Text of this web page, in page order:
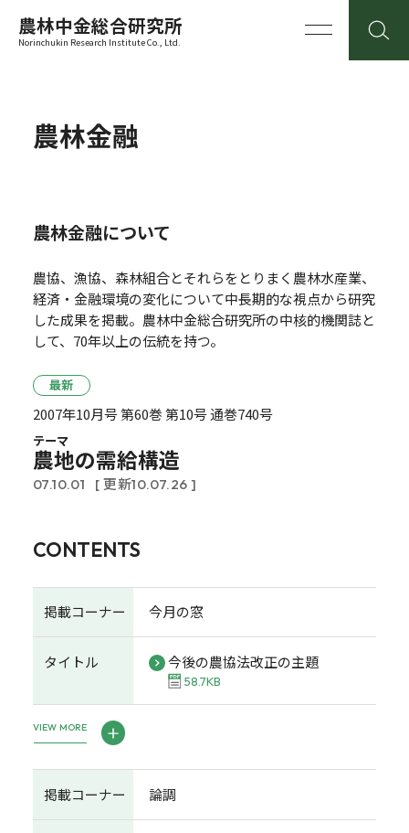
農林中金総合研究所
Norinchukin Research Institute Co., Ltd.
農林金融
農林金融について
農協、漁協、森林組合とそれらをとりまく農林水産業、
経済・金融環境の変化について中長期的な視点から研究
した成果を掲載。 農林中金総合研究所の中核的機関誌と
して、70年以上の伝統を持つ。
最新
2007年10月号 第60巻 第10号 通巻740号
テーマ
農地の需給構造
07.10.01 [ 更新10.07.26 ]
CONTENTS
掲載コーナー 今月の窓
タイトル 今後の農協法改正の主題
58.7KB
VIEW MORE
掲載コーナー 論調